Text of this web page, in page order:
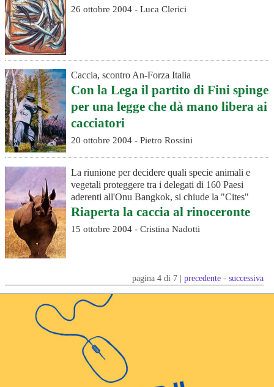
26 ottobre 2004 - Luca Clerici
Caccia, scontro An-Forza Italia
Con la Lega il partito di Fini spinge
per una legge che dà mano libera ai
cacciatori
20 ottobre 2004 - Pietro Rossini
La riunione per decidere quali specie animali e
vegetali proteggere tra i delegati di 160 Paesi
aderenti all'Onu Bangkok, si chiude la "Cites"
Riaperta la caccia al rinoceronte
15 ottobre 2004 - Cristina Nadotti
pagina 4 di 7 |precedente -successiva